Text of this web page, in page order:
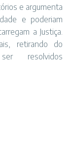
e argumenta
e poderiam
a Justiça.
retirando do
resolvidos